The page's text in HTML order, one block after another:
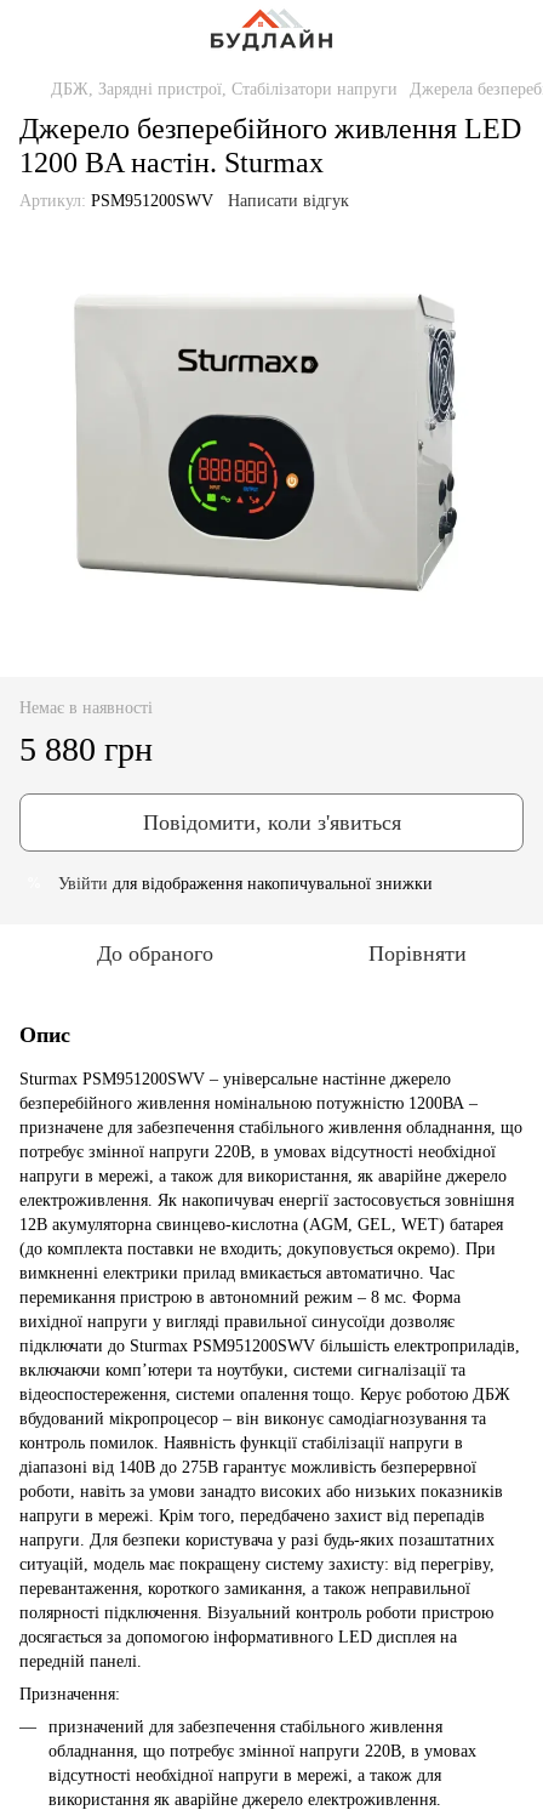
ДБЖ, Зарядні пристрої, Стабілізатори напруги Джерела
Джерело безперебійного живлення LED
1200 ВA настін. Sturmax
Артикул: PSM951200SWV Написати відгук
Немає в наявності
5 880 грн
Повідомити, коли з'явиться
Увійти для відображення накопичувальної знижки
До обраного Порівняти
Опис
​Sturmax PSM951200SWV – універсальне настiнне джерело
безперебійного живлення номінальною потужністю 1200ВА –
призначене для забезпечення стабільного живлення обладнання, що
потребує змінної напруги 220В, в умовах відсутності необхідної
напруги в мережі, а також для використання, як аварійне джерело
електроживлення. Як накопичувач енергії застосовується зовнішня
12В акумуляторна свинцево-кислотна (AGM, GEL, WET) батарея
(до комплекта поставки не входить; докуповується окремо). При
вимкненні електрики прилад вмикається автоматично. Час
перемикання пристрою в автономний режим – 8 мс. Форма
вихідної напруги у вигляді правильної синусоїди дозволяє
підключати до Sturmax PSM951200SWV більшість електроприладів,
включаючи комп’ютери та ноутбуки, системи сигналізації та
відеоспостереження, системи опалення тощо. Керує роботою ДБЖ
вбудований мікропроцесор – він виконує самодіагнозування та
контроль помилок. Наявність функції стабілізації напруги в
діапазоні від 140В до 275В гарантує можливість безперервної
роботи, навіть за умови занадто високих або низьких показників
напруги в мережі. Крім того, передбачено захист від перепадів
напруги. Для безпеки користувача у разі будь-яких позаштатних
ситуацій, модель має покращену систему захисту: від перегріву,
перевантаження, короткого замикання, а також неправильної
полярності підключення. Візуальний контроль роботи пристрою
досягається за допомогою інформативного LED дисплея на
передній панелі.
Призначення:
призначений для забезпечення стабільного живлення
обладнання, що потребує змінної напруги 220В, в умовах
відсутності необхідної напруги в мережі, а також для
використання як аварійне джерело електроживлення.